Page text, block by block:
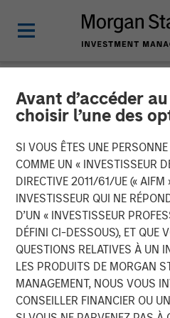
Avant d’accéder
choisir l’une des
SI VOUS ÊTES UNE
COMME UN « INVESTISSEUR
DIRECTIVE 2011/61/UE (« AIFM
INVESTISSEUR QUI NE
D’UN « INVESTISSEUR
DÉFINI CI-DESSOUS), ET QUE
QUESTIONS RELATIVES À UN
LES PRODUITS DE MORGAN
MANAGEMENT, NOUS VOUS
CONSEILLER FINANCIER OU
NEWSROOM
Samanage
Series D
by Morgan
Expansion
Provider of employee service
aims to accelerate growth
with new investment